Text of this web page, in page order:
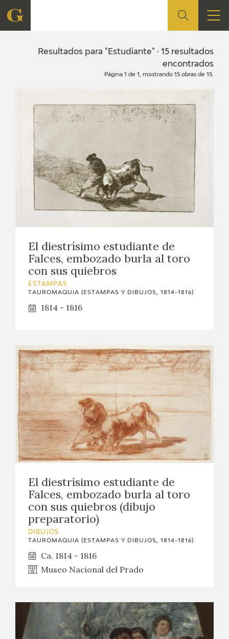
FUNDACIÓN
CONTACTO
PROGRAMACIÓN
ACTIVIDADES
ACTUALIDAD
FRANCISCO DE GOYA
BIOGRAFÍA
CRONOLOGÍA
EL VIAJE DE GOYA
GOYA EN EL MUNDO
GOYA EN ARAGÓN
PREMIO ARAGÓN GOYA
PUBLICACIONES
TIENDA
Resultados para "Estudiante" · 15 resultados
encontrados
Página 1 de 1, mostrando 15 obras de 15.
El diestrísimo estudiante de
Falces, embozado burla al toro
con sus quiebros
ESTAMPAS
TAUROMAQUIA (ESTAMPAS Y DIBUJOS, 1814-1816)
1814 - 1816
El diestrísimo estudiante de
Falces, embozado burla al toro
con sus quiebros (dibujo
preparatorio)
DIBUJOS
TAUROMAQUIA (ESTAMPAS Y DIBUJOS, 1814-1816)
Ca. 1814 - 1816
Museo Nacional del Prado